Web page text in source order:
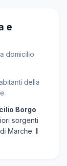
e
domicilio
della
Borgo
sorgenti
Marche. Il